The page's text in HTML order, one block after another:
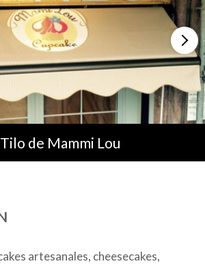
de Mammi Lou
artesanales, cheesecakes,